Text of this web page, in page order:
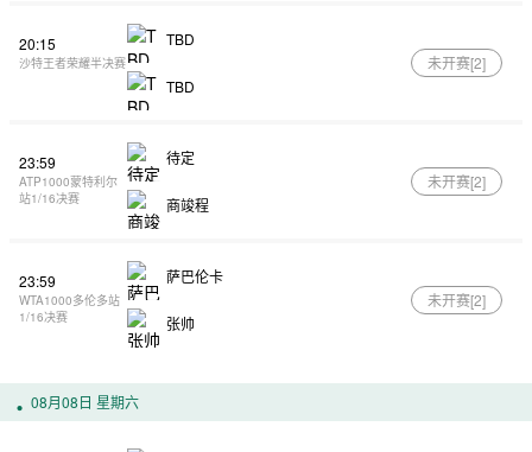
20:15
沙特王者荣耀半决赛
TBD
TBD
未开赛[2]
23:59
ATP1000蒙特利尔
站1/16决赛
待定
商竣程
未开赛[2]
23:59
WTA1000多伦多站
1/16决赛
萨巴伦卡
张帅
未开赛[2]
08月08日 星期六